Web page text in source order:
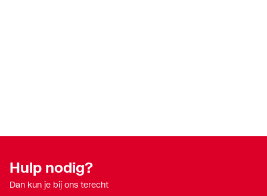
Hulp nodig?
Dan kun je bij ons terecht